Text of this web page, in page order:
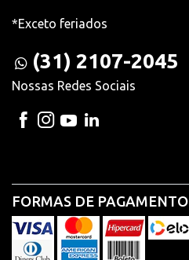
*Exceto feriados
(31) 2107-2045
Nossas Redes Sociais
FORMAS DE PAGAMENTO